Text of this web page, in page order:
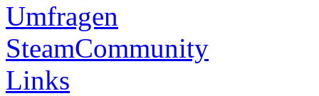
Umfragen
SteamCommunity
Links